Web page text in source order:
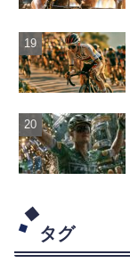
タグ